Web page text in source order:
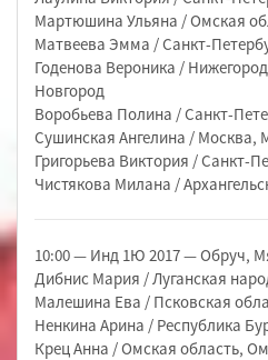
Мартюшина Ульяна / Омская
Матвеева Эмма / Санкт-
Годенова Вероника /
Новгород
Воробьева Полина / Санкт-
Сушинская Ангелина / Москва,
Григорьева Виктория / Санкт-
Чистякова Милана /
10:00 — Инд 1Ю 2017 — Обруч,
Дибнис Мария / Луганская
Малешина Ева / Псковская
Ненкина Арина / Республика
Крец Анна / Омская область,